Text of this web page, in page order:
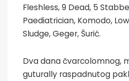
Fleshless, 9 Dead, 5
Paediatrician, Komodo,
Sludge, Geger, Šurić.
Dva dana čvarcolomnog,
guturally raspadnutog